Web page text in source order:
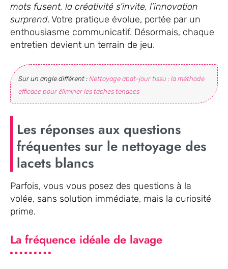
mots fusent, la créativité s’invite, l’innovation
surprend. Votre pratique évolue, portée par un
enthousiasme communicatif. Désormais, chaque
entretien devient un terrain de jeu.
Sur un angle différent : Nettoyage abat-jour tissu : la méthode
efficace pour éliminer les taches tenaces
Les réponses aux questions
fréquentes sur le nettoyage des
lacets blancs
Parfois, vous vous posez des questions à la
volée, sans solution immédiate, mais la curiosité
prime.
La fréquence idéale de lavage